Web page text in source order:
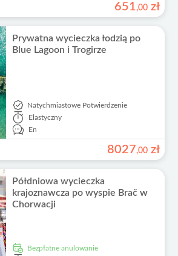
651,00 zł
Prywatna wycieczka łodzią po
Blue Lagoon i Trogirze
Natychmiastowe Potwierdzenie
Elastyczny
En
8027,00 zł
Półdniowa wycieczka
krajoznawcza po wyspie Brač w
Chorwacji
Bezpłatne anulowanie